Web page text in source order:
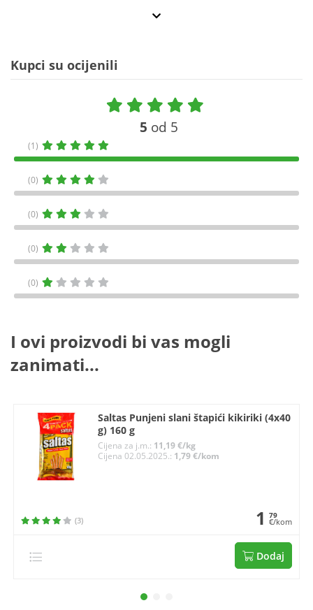
Kupci su ocijenili
5 od 5
(1)
(0)
(0)
(0)
(0)
I ovi proizvodi bi vas mogli
zanimati...
Saltas Punjeni slani štapići kikiriki (4x40
g) 160 g
Cijena za j.m.: 11,19 €/kg
Cijena 02.05.2025.: 1,79 €/kom
(3) 1 79
€/kom
Dodaj